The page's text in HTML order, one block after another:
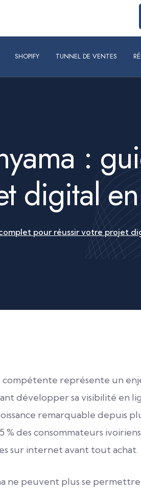
SHOPIFY TUNNEL DE VENTES
:
digital
pour réussir votre projet
compétente représente un
développer sa visibilité en
remarquable depuis
% des consommateurs
sur internet avant tout achat.
ne peuvent plus se